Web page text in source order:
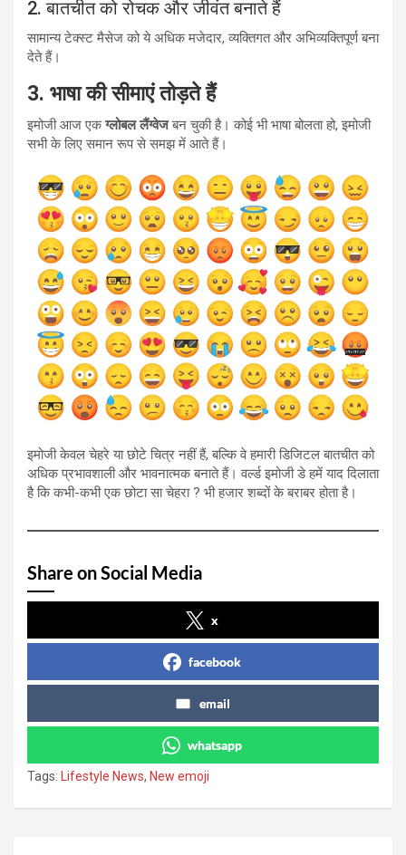
2. बातचीत को रोचक और जीवंत बनाते हैं
सामान्य टेक्स्ट मैसेज को ये अधिक मजेदार, व्यक्तिगत और अभिव्यक्तिपूर्ण बना
देते हैं।
3. भाषा की सीमाएं तोड़ते हैं
इमोजी आज एकग्लोबल लैंग्वेजबन चुकी है। कोई भी भाषा बोलता हो, इमोजी
सभी के लिए समान रूप से समझ में आते हैं।
इमोजी केवल चेहरे या छोटे चित्र नहीं हैं, बल्कि वे हमारी डिजिटल बातचीत को
अधिक प्रभावशाली और भावनात्मक बनाते हैं। वर्ल्ड इमोजी डे हमें याद दिलाता
है कि कभी-कभी एक छोटा सा चेहरा ? भी हजार शब्दों के बराबर होता है।
Share on Social Media
x
facebook
email
whatsapp
Tags: Lifestyle News, New emoji